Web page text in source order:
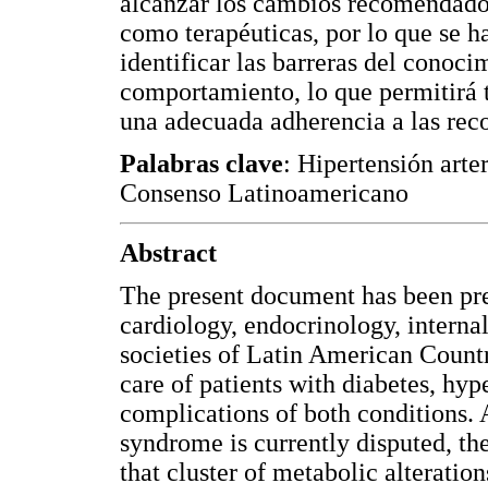
como terapéuticas, por lo que se
identificar las barreras del
comportamiento, lo que permitirá
una adecuada adherencia a las
Palabras clave: Hipertensión
Consenso Latinoamericano
Abstract
The present document has been
cardiology, endocrinology,
societies of Latin American
care of patients with diabetes,
complications of both conditions.
syndrome is currently disputed,
that cluster of metabolic